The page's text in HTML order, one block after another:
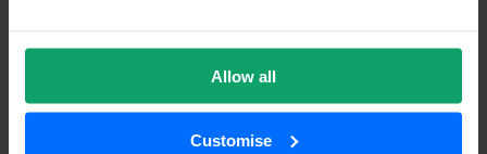
Allow all
Customise
Channel Managere il booking engine
TheBookingButtondi SiteMinder.